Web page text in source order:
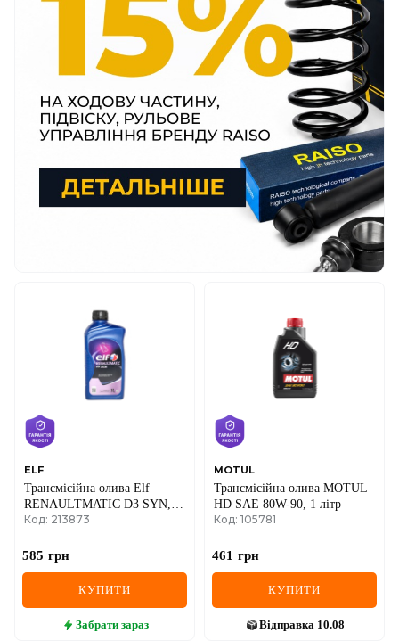
ELF
Трансмісійна олива Elf
RENAULTMATIC D3 SYN, 1
літр
Код: 213873
585 грн
КУПИТИ
Забрати зараз
MOTUL
Трансмісійна олива MOTUL
HD SAE 80W-90, 1 літр
Код: 105781
461 грн
КУПИТИ
Відправка 10.08